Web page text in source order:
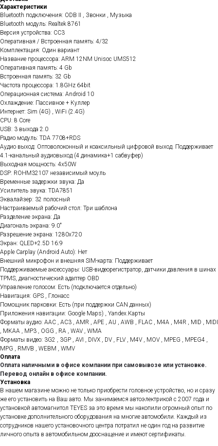
Характеристики
Bluetooth подключения: ODB II , Звонки , Музыка
Bluetooth модуль: Realtek 8761
Версия устройства: CC3
Оперативная / Встроенная память: 4/32
Комплектация: Один вариант
Название процессора: ARM 12NM Unisoc UMS512
Оперативная память: 4 Gb
Встроенная память: 32 Gb
Частота процессора: 1.8GHz 64bit
Операционная система: Android 10
Охлаждение: Пассивное + Куллер
Интернет: Sim (4G) , WiFi (2.4G)
CPU: 8 Core
USB: 3 выхода 2.0
Радио модуль: TDA 7708+RDS
Аудио выход: Оптоволоконный и коаксильный цифровой выход. Поддерживает
4.1-канальный аудиовыход (4 динамика+1 сабвуфер)
Выходная мощность: 4x50W
DSP: ROHM32107 независимый моуль
Временные задержки звука: Да
Усилитель звука: TDA7851
Эквалайзер: 32 полосный
Настраиваемый рабочий стол: Три шаблона
Разделение экрана: Да
Диагональ экрана: 9.0"
Разрешение экрана: 1280x720
Экран: QLED+2.5D 16:9
Apple Carplay (Android Auto): Нет
Внешний микрофон и внешняя SIM-карта: Поддерживает
Поддерживаемые аксессуары: USB-видеорегистратор, датчики давления в шинах
TPMS, диагностический адаптер OBD
Управление голосом: Есть (подключается отдельно)
Навигация: GPS , Глонасс
Помощник парковки: Есть (при поддержки CAN данных)
Приложения навигации: Google Maps) , Yandex.Карты
Форматы аудио: AAC , AC3 , AMR , APE , AU , AWB , FLAC , M4A , M4R , MID , MIDI
, MKAA , MP3 , OGG , RA , WAV , WMA
Форматы видео: 3G2 , 3GP , AVI , DIVX , DV , FLV , M4V , MOV , MPEG , MPEG4 ,
MPG , RMVB , WEBM , WMV
Оплата
Оплата наличными в офисе компании при самовывозе или установке.
Перевод онлайн в офисе компании.
Установка
В нашем магазине можно не только приобрести головное устройство, но и сразу
же его установить на Ваш авто. Мы занимаемся автоэлектрикой с 2007 года и
установкой автомагнитол TEYES за это время мы накопили огромный опыт по
установке дополнительного оборудования на многие автомобили. Каждый из
сотрудников нашего установочного центра потратил не один год на развитие
личного опыта в автомобильном дооснащение и имеют сертификаты.